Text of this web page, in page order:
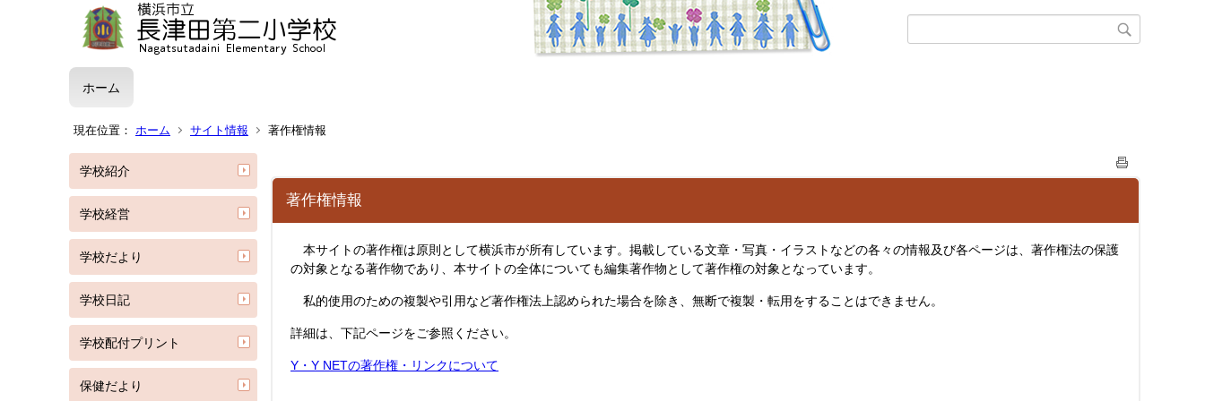
ホーム
現在位置： ホーム サイト情報 著作権情報
学校紹介
学校経営
学校だより
学校日記
学校配付プリント
保健だより
著作権情報
本サイトの著作権は原則として横浜市が所有しています。掲載している文章・写真・イラストなどの各々の情報及び各ページは、著作権法の保護
の対象となる著作物であり、本サイトの全体についても編集著作物として著作権の対象となっています。
私的使用のための複製や引用など著作権法上認められた場合を除き、無断で複製・転用をすることはできません。
詳細は、下記ページをご参照ください。
Y・Y NETの著作権・リンクについて